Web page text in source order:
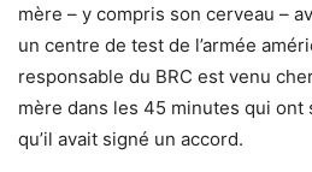
mère – y compris son cerveau –
un centre de test de l’armée
responsable du BRC est venu
mère dans les 45 minutes qui ont
qu’il avait signé un accord.